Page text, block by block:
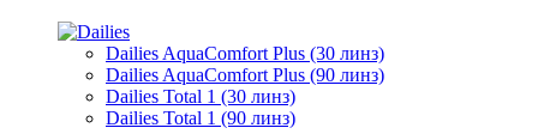
Dailies AquaComfort Plus (30 линз)
Dailies AquaComfort Plus (90 линз)
Dailies Total 1 (30 линз)
Dailies Total 1 (90 линз)